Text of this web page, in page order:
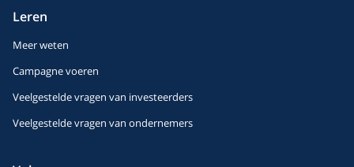
Leren
Meer weten
Campagne voeren
Veelgestelde vragen van investeerders
Veelgestelde vragen van ondernemers